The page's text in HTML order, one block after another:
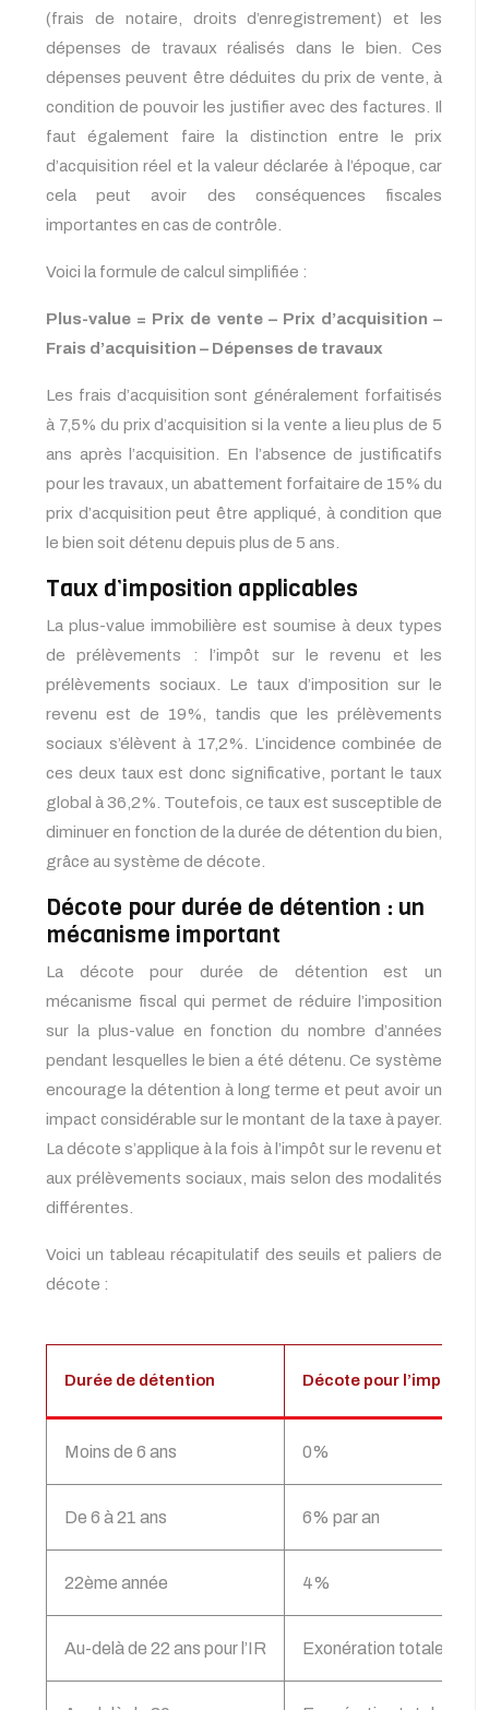
(frais de notaire, droits d’enregistrement) et les
dépenses de travaux réalisés dans le bien. Ces
dépenses peuvent être déduites du prix de vente, à
condition de pouvoir les justifier avec des factures. Il
faut également faire la distinction entre le prix
d’acquisition réel et la valeur déclarée à l’époque, car
cela peut avoir des conséquences fiscales
importantes en cas de contrôle.
Voici la formule de calcul simplifiée :
Plus-value = Prix de vente – Prix d’acquisition –
Frais d’acquisition – Dépenses de travaux
Les frais d’acquisition sont généralement forfaitisés
à 7,5% du prix d’acquisition si la vente a lieu plus de 5
ans après l’acquisition. En l’absence de justificatifs
pour les travaux, un abattement forfaitaire de 15% du
prix d’acquisition peut être appliqué, à condition que
le bien soit détenu depuis plus de 5 ans.
Taux d’imposition applicables
La plus-value immobilière est soumise à deux types
de prélèvements : l’impôt sur le revenu et les
prélèvements sociaux. Le taux d’imposition sur le
revenu est de 19%, tandis que les prélèvements
sociaux s’élèvent à 17,2%. L’incidence combinée de
ces deux taux est donc significative, portant le taux
global à 36,2%. Toutefois, ce taux est susceptible de
diminuer en fonction de la durée de détention du bien,
grâce au système de décote.
Décote pour durée de détention : un
mécanisme important
La décote pour durée de détention est un
mécanisme fiscal qui permet de réduire l’imposition
sur la plus-value en fonction du nombre d’années
pendant lesquelles le bien a été détenu. Ce système
encourage la détention à long terme et peut avoir un
impact considérable sur le montant de la taxe à payer.
La décote s’applique à la fois à l’impôt sur le revenu et
aux prélèvements sociaux, mais selon des modalités
différentes.
Voici un tableau récapitulatif des seuils et paliers de
décote :
Durée de détention Décote pour l’impôt
Moins de 6 ans 0%
De 6 à 21 ans 6% par an
22ème année 4%
Au-delà de 22 ans pour l’IR Exonération totale